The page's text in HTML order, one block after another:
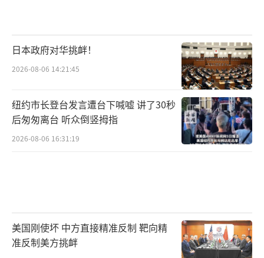
日本政府对华挑衅！
2026-08-06 14:21:45
纽约市长登台发言遭台下喊嘘 讲了30秒
后匆匆离台 听众倒竖拇指
2026-08-06 16:31:19
美国刚使坏 中方直接精准反制 靶向精
准反制美方挑衅